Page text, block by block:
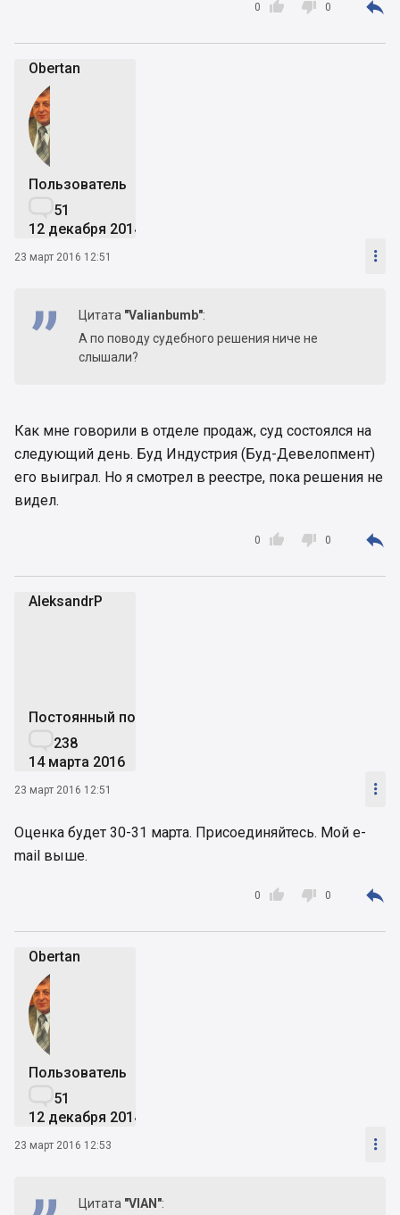

0  0 
Obertan
Пользователь
51
12 декабря 2014
23 март 2016 12:51 
Цитата "Valianbumb":
А по поводу судебного решения ниче не
слышали?
Как мне говорили в отделе продаж, суд состоялся на
следующий день. Буд Индустрия (Буд-Девелопмент)
его выиграл. Но я смотрел в реестре, пока решения не
видел.

0  0 
AleksandrP
Постоянный пользователь
238
14 марта 2016
23 март 2016 12:51 
Оценка будет 30-31 марта. Присоединяйтесь. Мой e-
mail выше.

0  0 
Obertan
Пользователь
51
12 декабря 2014
23 март 2016 12:53 
Цитата "VIAN":